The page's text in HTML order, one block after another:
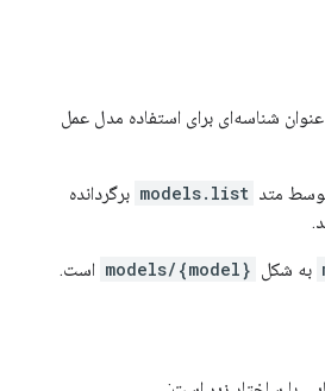
عنوان شناسه‌ای برای استفاده مدل عمل
توسط متد models.list برگردانده
به شکل models/{model} است.